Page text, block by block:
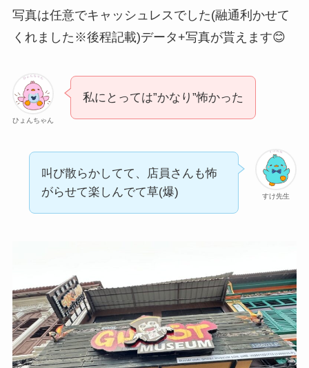
写真は任意でキャッシュレスでした(融通利かせて
くれました※後程記載)データ+写真が貰えます😊
ひょんちゃん
私にとっては”かなり”怖かった
すけ先生
叫び散らかしてて、店員さんも怖
がらせて楽しんでて草(爆)